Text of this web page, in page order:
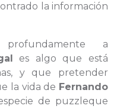
la información
profundamente a
es algo que está
y que pretender
la vida de Fernando
de puzzleque